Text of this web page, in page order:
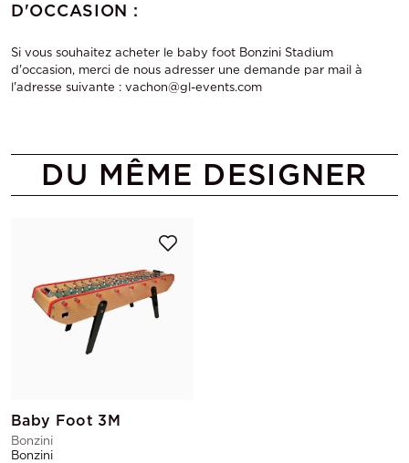
D'OCCASION :
Si vous souhaitez acheter le baby foot Bonzini Stadium
d'occasion, merci de nous adresser une demande par mail à
l'adresse suivante : vachon@gl-events.com
DU MÊME DESIGNER
Baby Foot 3M
Bonzini
Bonzini